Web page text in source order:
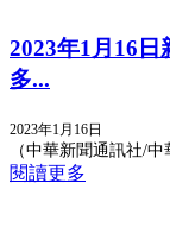
2023年1月16
多...
2023年1月16日
（中華新聞通訊社/中
閱讀更多